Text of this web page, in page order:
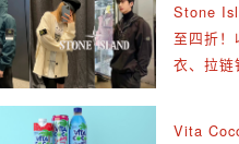
Stone
至四折
衣、拉链
Vita